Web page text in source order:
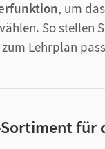
, um
So stellen
Lehrplan
Sortiment für